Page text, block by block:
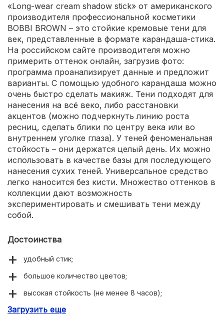
«Long-wear cream shadow stick» от американского
производителя профессиональной косметики
BOBBI BROWN – это стойкие кремовые тени для
век, представленные в формате карандаша-стика.
На российском сайте производителя можно
примерить оттенок онлайн, загрузив фото:
программа проанализирует данные и предложит
варианты. С помощью удобного карандаша можно
очень быстро сделать макияж. Тени подходят для
нанесения на всё веко, либо расстановки
акцентов (можно подчеркнуть линию роста
ресниц, сделать блики по центру века или во
внутреннем уголке глаза). У теней феноменальная
стойкость – они держатся целый день. Их можно
использовать в качестве базы для последующего
нанесения сухих теней. Универсальное средство
легко наносится без кисти. Множество оттенков в
коллекции дают возможность
экспериментировать и смешивать тени между
собой.
Достоинства
удобный стик;
большое количество цветов;
высокая стойкость (не менее 8 часов);
многофункциональность (можно использовать как
Загрузить еще